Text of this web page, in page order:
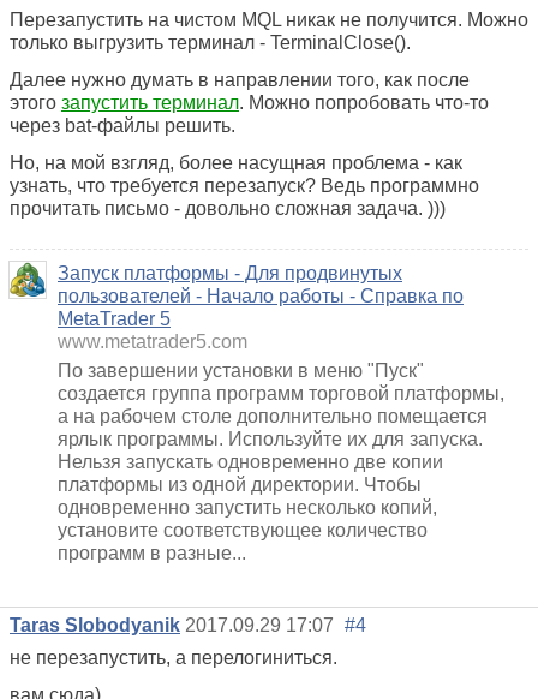
Перезапустить на чистом MQL никак не получится. Можно
только выгрузить терминал - TerminalClose().
Далее нужно думать в направлении того, как после
этого запустить терминал. Можно попробовать что-то
через bat-файлы решить.
Но, на мой взгляд, более насущная проблема - как
узнать, что требуется перезапуск? Ведь программно
прочитать письмо - довольно сложная задача. )))
Запуск платформы - Для продвинутых
пользователей - Начало работы - Справка по
MetaTrader 5
www.metatrader5.com
По завершении установки в меню "Пуск"
создается группа программ торговой платформы,
а на рабочем столе дополнительно помещается
ярлык программы. Используйте их для запуска.
Нельзя запускать одновременно две копии
платформы из одной директории. Чтобы
одновременно запустить несколько копий,
установите соответствующее количество
программ в разные...
Taras Slobodyanik 2017.09.29 17:07 #4
не перезапустить, а перелогиниться.